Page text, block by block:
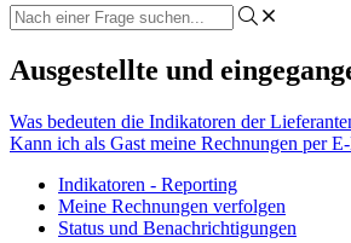
Ausgestellte und
Was bedeuten die Indikatoren der
Kann ich als Gast meine Rechnungen per
Indikatoren - Reporting
Meine Rechnungen verfolgen
Status und Benachrichtigungen